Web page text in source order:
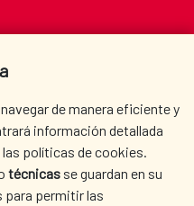
de manera eficiente y
información detallada
las políticas de cookies.
técnicas se guardan en su
para permitir las
DO WE COOPERATE?
PRESS ROOM